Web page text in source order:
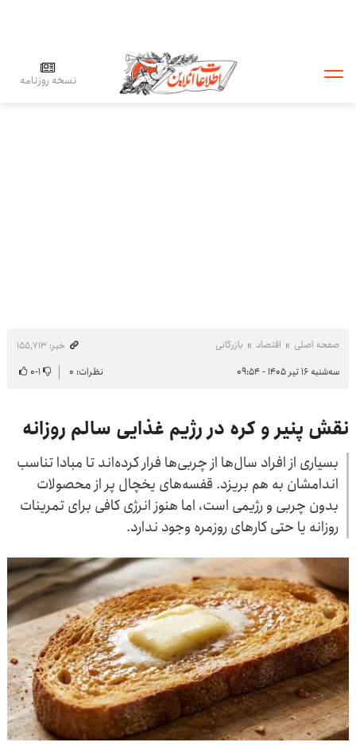
نسخه روزنامه
صفحه اصلی اقتصاد بازرگانی
خبر: ۱۵۵٬۷۱۳
سه‌شنبه ۱۶ تیر ۱۴۰۵ - ۰۹:۵۴
نظرات: ۰ ۱-۰
نقش پنیر و کره در رژیم غذایی سالم روزانه
بسیاری از افراد سال‌ها از چربی‌ها فرار کرده‌اند تا مبادا تناسب
اندامشان به هم بریزد. قفسه‌های یخچال پر از محصولات
بدون چربی و رژیمی است، اما هنوز انرژی کافی برای تمرینات
روزانه یا حتی کارهای روزمره وجود ندارد.